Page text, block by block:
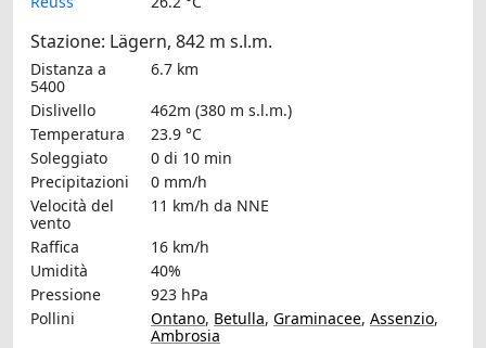
Stazione: Lägern, 842 m s.l.m.
Distanza a
5400
6.7 km
Dislivello
462m (380 m s.l.m.)
Temperatura
23.9 °C
Soleggiato
0 di 10 min
Precipitazioni
0 mm/h
Velocità del
vento
11 km/h da NNE
Raffica
16 km/h
Umidità
40%
Pressione
923 hPa
Pollini
Ontano, Betulla, Graminacee, Assenzio,
Ambrosia